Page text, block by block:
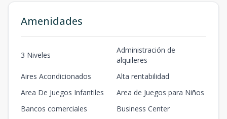
Amenidades
3 Niveles
Administración de
alquileres
Aires Acondicionados
Alta rentabilidad
Area De Juegos Infantiles
Area de Juegos para Niños
Bancos comerciales
Business Center